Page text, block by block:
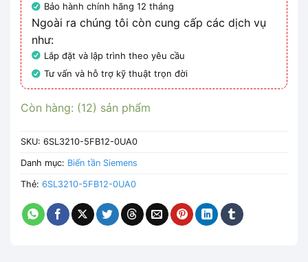
Bảo hành chính hãng 12 tháng
Ngoài ra chúng tôi còn cung cấp các dịch vụ
như:
Lắp đặt và lập trình theo yêu cầu
Tư vấn và hỗ trợ kỹ thuật trọn đời
Còn hàng: (12) sản phẩm
SKU: 6SL3210-5FB12-0UA0
Danh mục: Biến tần Siemens
Thẻ: 6SL3210-5FB12-0UA0